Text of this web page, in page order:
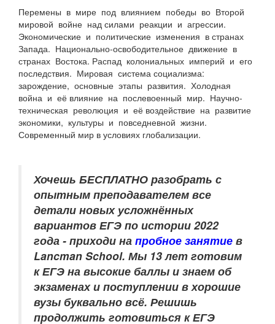
Перемены в мире под влиянием победы во Второй
мировой войне над силами реакции и агрессии.
Экономические и политические изменения в странах
Запада. Национально-освободительное движение в
странах Востока. Распад колониальных империй и его
последствия. Мировая система социализма:
зарождение, основные этапы развития. Холодная
война и её влияние на послевоенный мир. Научно-
техническая революция и её воздействие на развитие
экономики, культуры и повседневной жизни.
Современный мир в условиях глобализации.
Хочешь БЕСПЛАТНО разобрать с
опытным преподавателем все
детали новых усложнённых
вариантов ЕГЭ по истории 2022
года - приходи на пробное занятие в
Lancman School. Мы 13 лет готовим
к ЕГЭ на высокие баллы и знаем об
экзаменах и поступлении в хорошие
вузы буквально всё. Решишь
продолжить готовиться к ЕГЭ